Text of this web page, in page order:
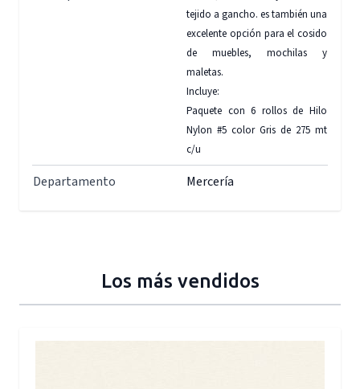
tejido a gancho. es también una
excelente opción para el cosido
de muebles, mochilas y
maletas.
Incluye:
Paquete con 6 rollos de Hilo
Nylon #5 color Gris de 275 mt
c/u
Departamento Mercería
Los más vendidos